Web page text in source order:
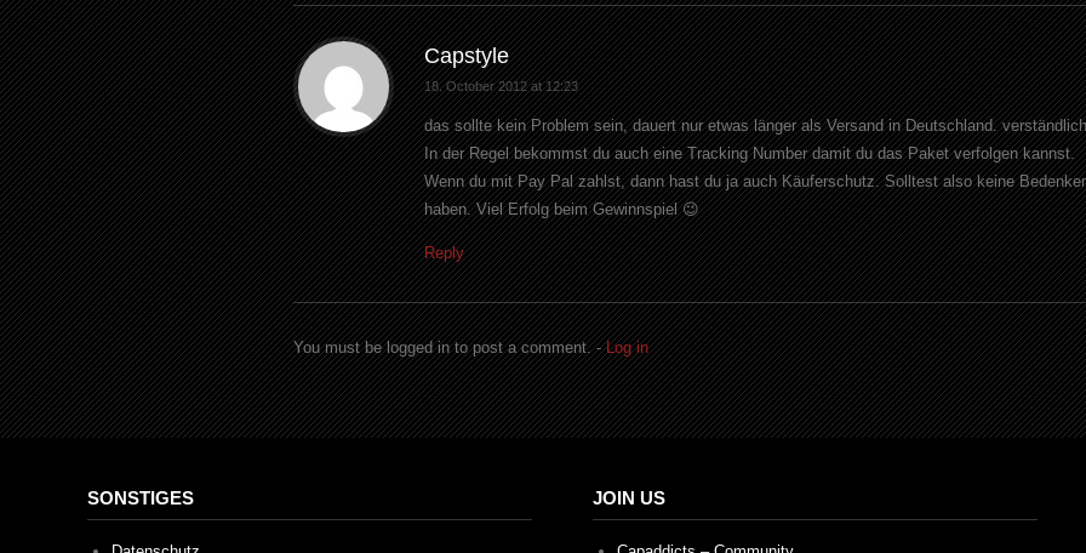
Capstyle
18. October 2012 at 12:23
das sollte kein Problem sein, dauert nur etwas länger als Versand in Deutschland.
In der Regel bekommst du auch eine Tracking Number damit du das Paket verfolgen kannst.
Wenn du mit Pay Pal zahlst, dann hast du ja auch Käuferschutz. Solltest also keine
haben. Viel Erfolg beim Gewinnspiel 😉
Reply
You must be logged in to post a comment. -Log in
SONSTIGES JOIN US